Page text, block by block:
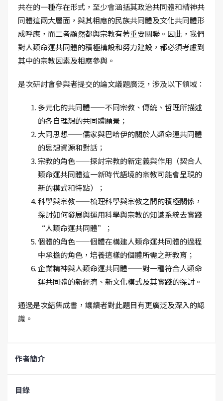
共在的一種存在形式，至少會涵括其政治共同體和精神共
同體這兩大層面，與其相應的民族共同體及文化共同體形
成呼應，而二者顯然都與宗教有著重要關聯。因此，我們
對人類命運共同體的積極構設和努力建設，都必須考慮到
其中的宗教因素及相應參與。
是次研討會參與者提交的論文議題廣泛，涉及以下領域：
多元化的共同體——不同宗教、傳統、哲理所描述
的各自理想的共同體願景；
大同思想——儒家與巴哈伊的關於人類命運共同體
的思想資源和對話；
宗教的角色——探討宗教的新定義與作用（契合人
類命運共同體這一新時代語境的宗教可能會呈現的
新的模式和特點）；
科學與宗教——梳理科學與宗教之間的積極關係，
探討如何發展與運用科學與宗教的知識系統去實踐
“人類命運共同體”；
個體的角色——個體在構建人類命運共同體的過程
中承擔的角色，培養這樣的個體所需之新教育；
企業精神與人類命運共同體——對一種符合人類命
運共同體的新經濟、新文化模式及其實踐的探討。
通過是次結集成書，讓讀者對此題目有更廣泛及深入的認
識。
作者簡介
目錄